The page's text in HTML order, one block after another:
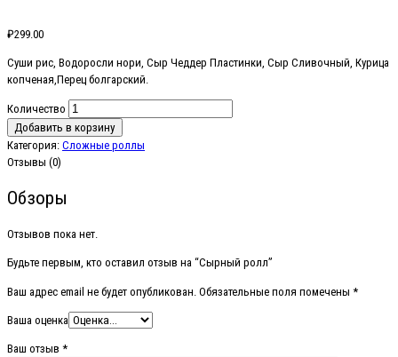
₽299.00
Суши рис, Водоросли нори, Сыр Чеддер Пластинки, Сыр Сливочный, Курица
копченая,Перец болгарский.
Количество
Добавить в корзину
Категория: Сложные роллы
Отзывы (0)
Обзоры
Отзывов пока нет.
Будьте первым, кто оставил отзыв на “Сырный ролл”
Ваш адрес email не будет опубликован. Обязательные поля помечены *
Ваша оценка
Ваш отзыв *